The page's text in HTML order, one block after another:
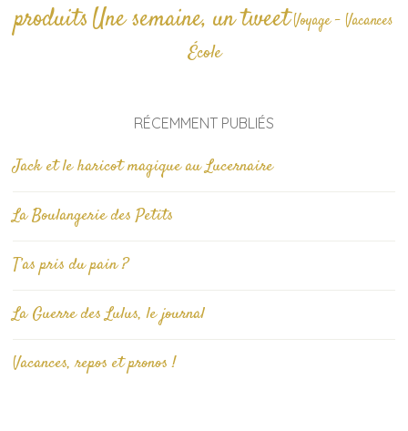
produitsUne semaine, un tweetVoyage - Vacances
École
RÉCEMMENT PUBLIÉS
Jack et le haricot magique au Lucernaire
La Boulangerie des Petits
T’as pris du pain ?
La Guerre des Lulus, le journal
Vacances, repos et pronos !